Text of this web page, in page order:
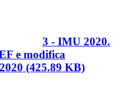
3 - IMU 2020.
e modifica
(425.89 KB)